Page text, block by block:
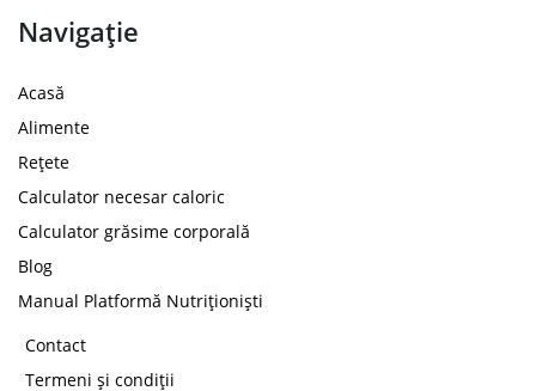
Navigație
Acasă
Alimente
Rețete
Calculator necesar caloric
Calculator grăsime corporală
Blog
Manual Platformă Nutriționiști
Contact
Termeni și condiții